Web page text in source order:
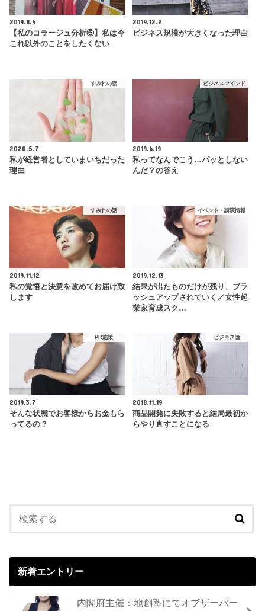
2019.8.4
【私のコラージュ分析⑥】私は今
これ以外のことをしたくない
2019.12.2
ビジネス規模が大きくなった理由
すみれの話
2020.5.7
私が経営者としていまいちだった
理由
ビジネスマインド
2019.6.19
私ってなんでこう…パッとしない
んだ？の答え
すみれの話
2019.11.12
私の覚悟と決意を改めてお届け致
します
イベント・講演情報
2019.12.13
結果が出たものだけが残り、ブラ
ッシュアップされていく／女性起
業家育成スク…
PR施策
2019.3.7
そんな状態でお客様からお金もら
ってるの？
ビジネス論
2018.11.19
商品開発に失敗すると結局最初か
らやり直すことになる
新着エントリー
内閣府主催：地創塾にてオブザーバー